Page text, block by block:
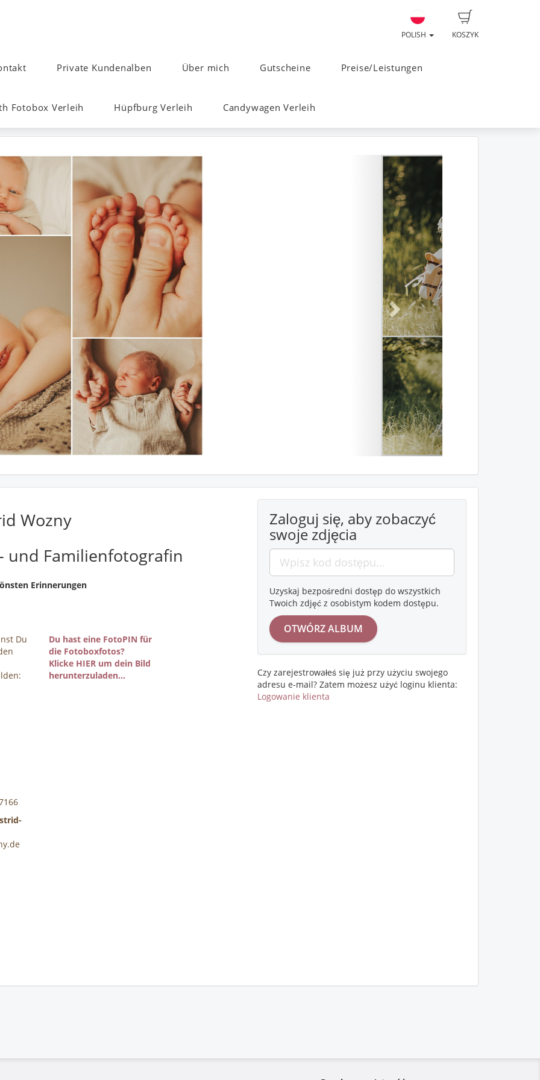
KOSZYK
POLISH
Private Kundenalben Über mich Gutscheine Preise/Leistungen
Fotobox Verleih Hüpfburg Verleih Candywagen Verleih
Zaloguj się, aby zobaczyć
swoje zdjęcia
Uzyskaj bezpośredni dostęp do wszystkich
Twoich zdjęć z osobistym kodem dostępu.
Czy zarejestrowałeś się już przy użyciu swojego
adresu e-mail? Zatem możesz użyć loginu klienta:
Logowanie klienta
Wozny
und Familienfotografin
Erinnerungen
Du
Du hast eine FotoPIN für
die Fotoboxfotos?
Klicke HIER um dein Bild
herunterzuladen...